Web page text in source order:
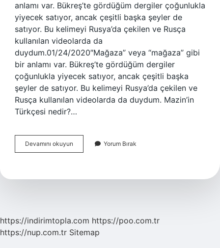
anlamı var. Bükreş’te gördüğüm dergiler çoğunlukla
yiyecek satıyor, ancak çeşitli başka şeyler de
satıyor. Bu kelimeyi Rusya’da çekilen ve Rusça
kullanılan videolarda da
duydum.01/24/2020″Mağaza” veya “mağaza” gibi
bir anlamı var. Bükreş’te gördüğüm dergiler
çoğunlukla yiyecek satıyor, ancak çeşitli başka
şeyler de satıyor. Bu kelimeyi Rusya’da çekilen ve
Rusça kullanılan videolarda da duydum. Mazin’in
Türkçesi nedir?…
Devamını okuyun
Ne
Yorum Bırak
https://indirimtopla.com https://poo.com.tr
https://nup.com.tr Sitemap